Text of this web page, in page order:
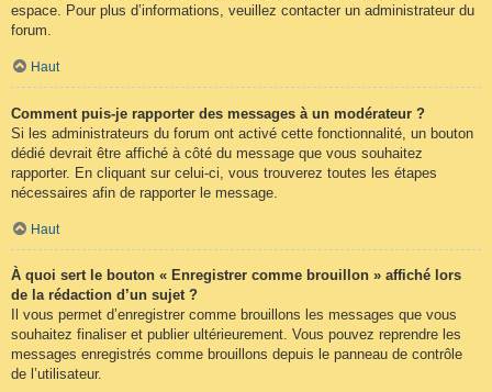
espace. Pour plus d’informations, veuillez contacter un administrateur du
forum.
Haut
Comment puis-je rapporter des messages à un modérateur ?
Si les administrateurs du forum ont activé cette fonctionnalité, un bouton
dédié devrait être affiché à côté du message que vous souhaitez
rapporter. En cliquant sur celui-ci, vous trouverez toutes les étapes
nécessaires afin de rapporter le message.
Haut
À quoi sert le bouton « Enregistrer comme brouillon » affiché lors
de la rédaction d’un sujet ?
Il vous permet d’enregistrer comme brouillons les messages que vous
souhaitez finaliser et publier ultérieurement. Vous pouvez reprendre les
messages enregistrés comme brouillons depuis le panneau de contrôle
de l’utilisateur.